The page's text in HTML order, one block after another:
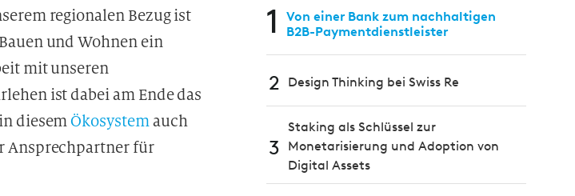
regionalen Bezug ist
und Wohnen ein
mit unseren
ist dabei am Ende das
diesemÖkosystemauch
Ansprechpartner für
1
Von einer Bank zum nachhaltigen
B2B-Paymentdienstleister
2 Design Thinking bei Swiss Re
3
Staking als Schlüssel zur
Monetarisierung und Adoption von
Digital Assets